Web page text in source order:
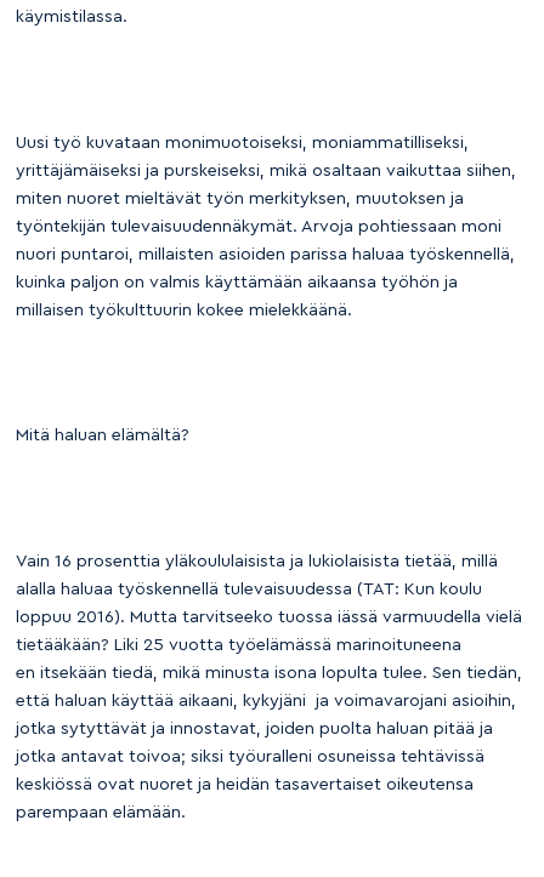
käymistilassa.
Uusi työ kuvataan monimuotoiseksi, moniammatilliseksi,
yrittäjämäiseksi ja purskeiseksi, mikä osaltaan vaikuttaa siihen,
miten nuoret mieltävät työn merkityksen, muutoksen ja
työntekijän tulevaisuudennäkymät. Arvoja pohtiessaan moni
nuori puntaroi, millaisten asioiden parissa haluaa työskennellä,
kuinka paljon on valmis käyttämään aikaansa työhön ja
millaisen työkulttuurin kokee mielekkäänä.
Mitä haluan elämältä?
Vain 16 prosenttia yläkoululaisista ja lukiolaisista tietää, millä
alalla haluaa työskennellä tulevaisuudessa (TAT: Kun koulu
loppuu 2016). Mutta tarvitseeko tuossa iässä varmuudella vielä
tietääkään? Liki 25 vuotta työelämässä marinoituneena
en itsekään tiedä, mikä minusta isona lopulta tulee. Sen tiedän,
että haluan käyttää aikaani, kykyjäni ja voimavarojani asioihin,
jotka sytyttävät ja innostavat, joiden puolta haluan pitää ja
jotka antavat toivoa; siksi työuralleni osuneissa tehtävissä
keskiössä ovat nuoret ja heidän tasavertaiset oikeutensa
parempaan elämään.